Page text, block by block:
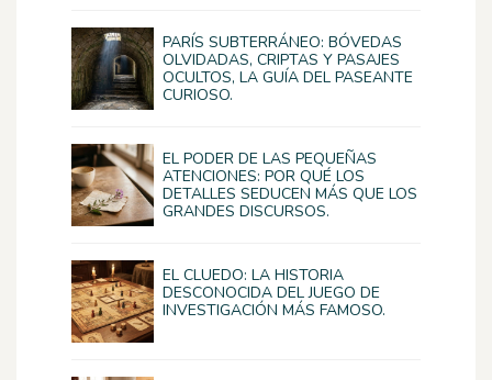
PARÍS SUBTERRÁNEO: BÓVEDAS
OLVIDADAS, CRIPTAS Y PASAJES
OCULTOS, LA GUÍA DEL PASEANTE
CURIOSO.
EL PODER DE LAS PEQUEÑAS
ATENCIONES: POR QUÉ LOS
DETALLES SEDUCEN MÁS QUE LOS
GRANDES DISCURSOS.
EL CLUEDO: LA HISTORIA
DESCONOCIDA DEL JUEGO DE
INVESTIGACIÓN MÁS FAMOSO.